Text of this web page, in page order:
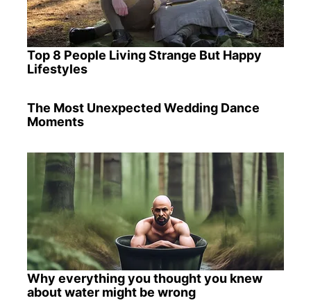
Top 8 People Living Strange But Happy
Lifestyles
The Most Unexpected Wedding Dance
Moments
Why everything you thought you knew
about water might be wrong